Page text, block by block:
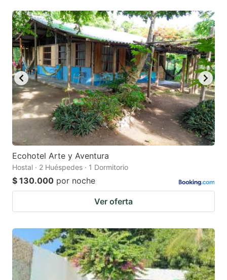
Ecohotel Arte y Aventura
Hostal · 2 Huéspedes · 1 Dormitorio
$ 130.000 por noche
Ver oferta